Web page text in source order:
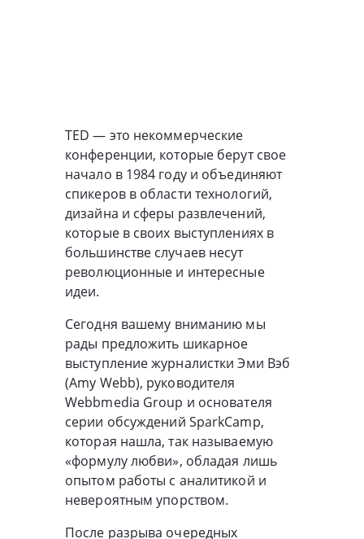
TED — это некоммерческие
конференции, которые берут свое
начало в 1984 году и объединяют
спикеров в области технологий,
дизайна и сферы развлечений,
которые в своих выступлениях в
большинстве случаев несут
революционные и интересные
идеи.
Сегодня вашему вниманию мы
рады предложить шикарное
выступление журналистки Эми Вэб
(Amy Webb), руководителя
Webbmedia Group и основателя
серии обсуждений SparkCamp,
которая нашла, так называемую
«формулу любви», обладая лишь
опытом работы с аналитикой и
невероятным упорством.
После разрыва очередных